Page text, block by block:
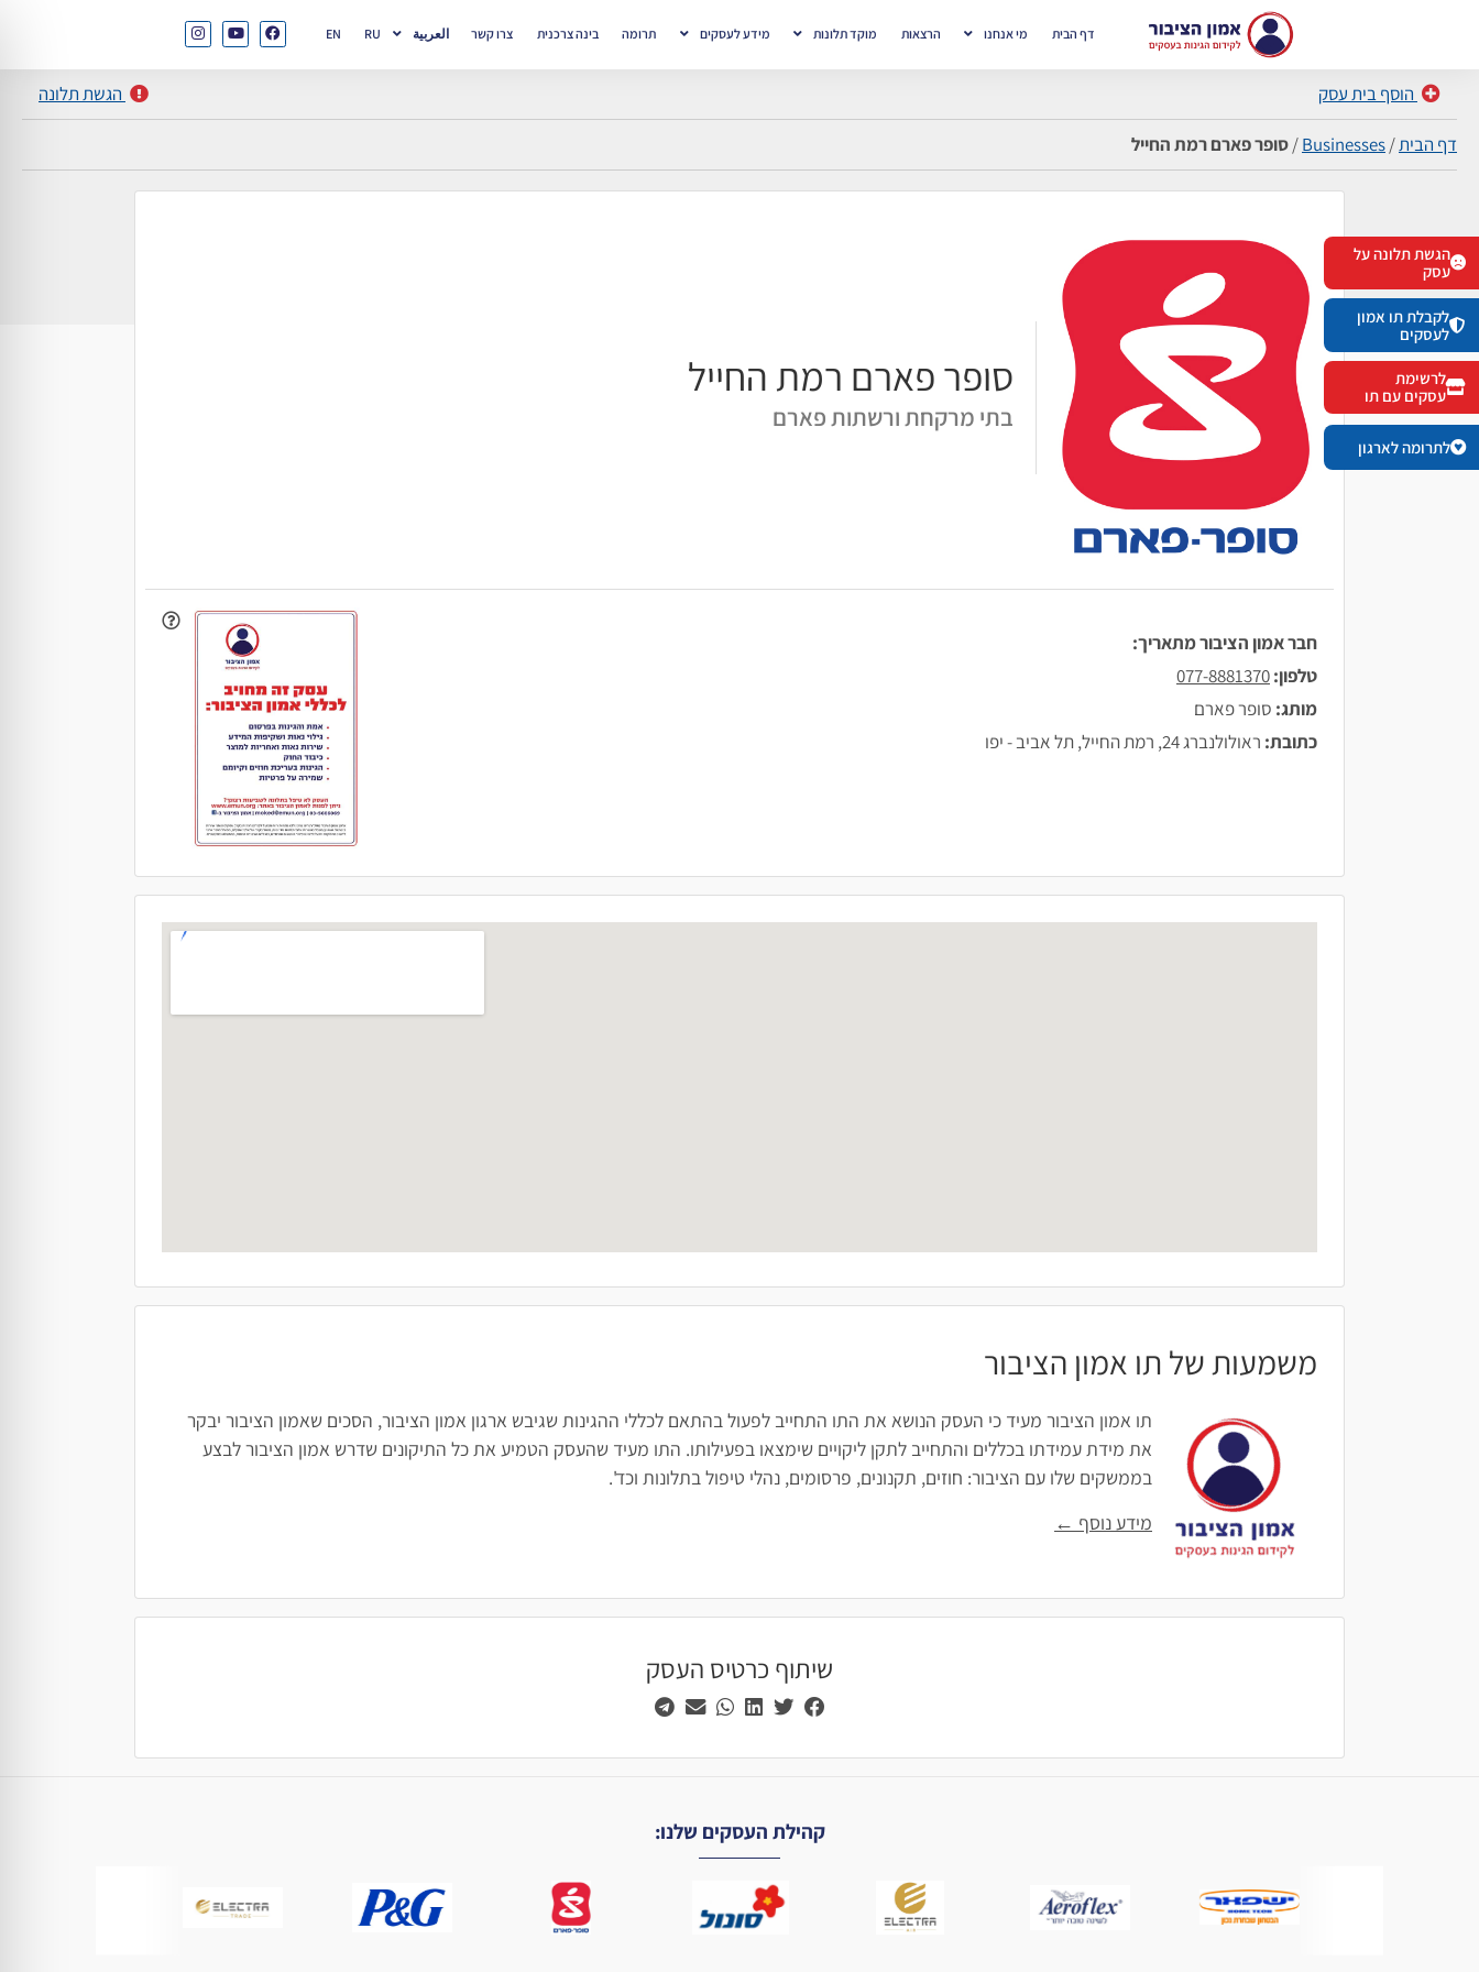
דף הבית מי אנחנו הרצאות מוקד תלונות מידע לעסקים תרומה בינה צרכנית צרו קשר العربية RU
EN
הוסף בית עסק הגשת תלונה
דף הבית/
Businesses
/סופר פארם רמת החייל
סופר פארם רמת החייל
בתי מרקחת ורשתות פארם
חבר אמון הציבור מתאריך:
טלפון:077-8881370
מותג: סופר פארם
כתובת: ראולולנברג 24, רמת החייל, תל אביב - יפו
משמעות של תו אמון הציבור
תו אמון הציבור מעיד כי העסק הנושא את התו התחייב לפעול בהתאם לכללי ההגינות שגיבש ארגון אמון הציבור, הסכים שאמון הציבור יבקר
את מידת עמידתו בכללים והתחייב לתקן ליקויים שימצאו בפעילותו. התו מעיד שהעסק הטמיע את כל התיקונים שדרש אמון הציבור לבצע
בממשקים שלו עם הציבור: חוזים, תקנונים, פרסומים, נהלי טיפול בתלונות וכד'.
מידע נוסף ←
שיתוף כרטיס העסק
קהילת העסקים שלנו:
הגשת תלונה על
עסק
לקבלת תו אמון
לעסקים
לתרומה לארגון
לרשימת
עסקים עם תו